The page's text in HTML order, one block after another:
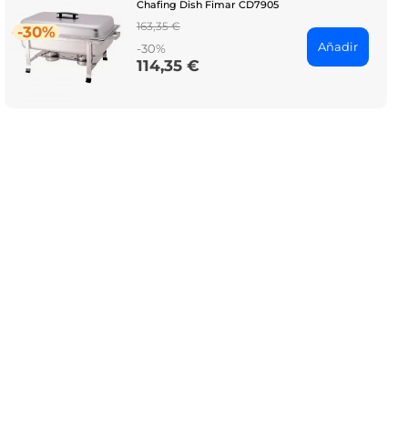
-30%
Chafing Dish Fimar CD7905
Regular
price
163,35 €
-30%
Price
114,35 €
Añadir